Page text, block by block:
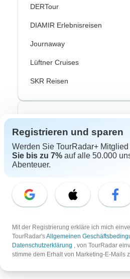
DERTour
DIAMIR Erlebnisreisen
Journaway
Lüftner Cruises
SKR Reisen
Top Reisearten
Abenteuerreisen
Afrika Safari
Flusskreuzfahrten
Trekking Reisen
Kulturreisen
Busreisen
Registrieren und sparen
Werden Sie TourRadar+ Mitglied
Sie bis zu 7% auf alle 50.000
Abenteuer.
Mit der Registrierung erkläre ich mich
TourRadar'sAllgemeinen
Datenschutzerklärung , von TourRadar
stimme dem Erhalt von Marketing-E-Mails